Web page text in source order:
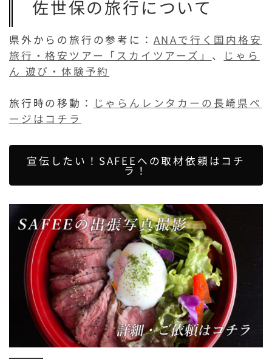
佐世保の旅行について
県外からの旅行の参考に： ANAで行く国内格安
旅行・格安ツアー「スカイツアーズ」 、
じゃら
ん 遊び・体験予約
旅行時の移動： じゃらんレンタカーの長崎県ペ
ージはコチラ
宣伝したい！SAFEEへの取材依頼はコチ
ラ！